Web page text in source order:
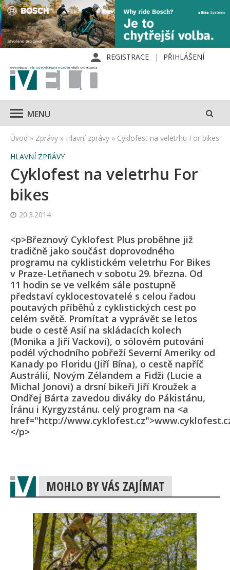
REGISTRACE PŘIHLÁŠENÍ
MENU
Úvod » Zprávy » Hlavní zprávy » Cyklofest na veletrhu For bikes
HLAVNÍ ZPRÁVY
Cyklofest na veletrhu For
bikes
20.3.2014
<p>Březnový Cyklofest Plus proběhne již
tradičně jako součást doprovodného
programu na cyklistickém veletrhu For Bikes
v Praze-Letňanech v sobotu 29. března. Od
11 hodin se ve velkém sále postupně
představí cyklocestovatelé s celou řadou
poutavých příběhů z cyklistických cest po
celém světě. Promítat a vyprávět se letos
bude o cestě Asií na skládacích kolech
(Monika a Jiří Vackovi), o sólovém putování
podél východního pobřeží Severní Ameriky od
Kanady po Floridu (Jiří Bína), o cestě napříč
Austrálií, Novým Zélandem a Fidži (Lucie a
Michal Jonovi) a drsní bikeři Jiří Kroužek a
Ondřej Bárta zavedou diváky do Pákistánu,
Íránu i Kyrgyzstánu. celý program na <a
href="http://
</p>
MOHLO BY VÁS ZAJÍMAT